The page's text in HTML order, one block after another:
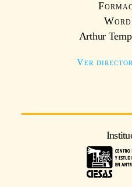
Arthur
Ver